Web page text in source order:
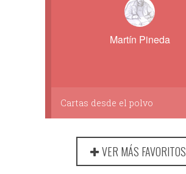
Martín Pineda
Cartas desde el polvo
VER MÁS FAVORITOS